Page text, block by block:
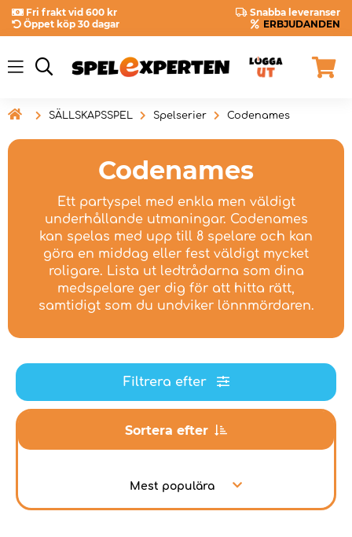
Fri frakt vid 600 kr
Snabba leveranser
Öppet köp 30 dagar
ERBJUDANDEN
 SÄLLSKAPSSPEL Spelserier Codenames
Codenames
Ett partyspel med enkla men väldigt
underhållande utmaningar. Codenames
kan spelas med upp till 8 spelare och kan
göra en middag eller fest väldigt mycket
roligare. Lista ut ledtrådarna som dina
medspelare ger dig för att hitta rätt,
samtidigt som du undviker lönnmördaren.
Filtrera efter
Sortera efter
Mest populära